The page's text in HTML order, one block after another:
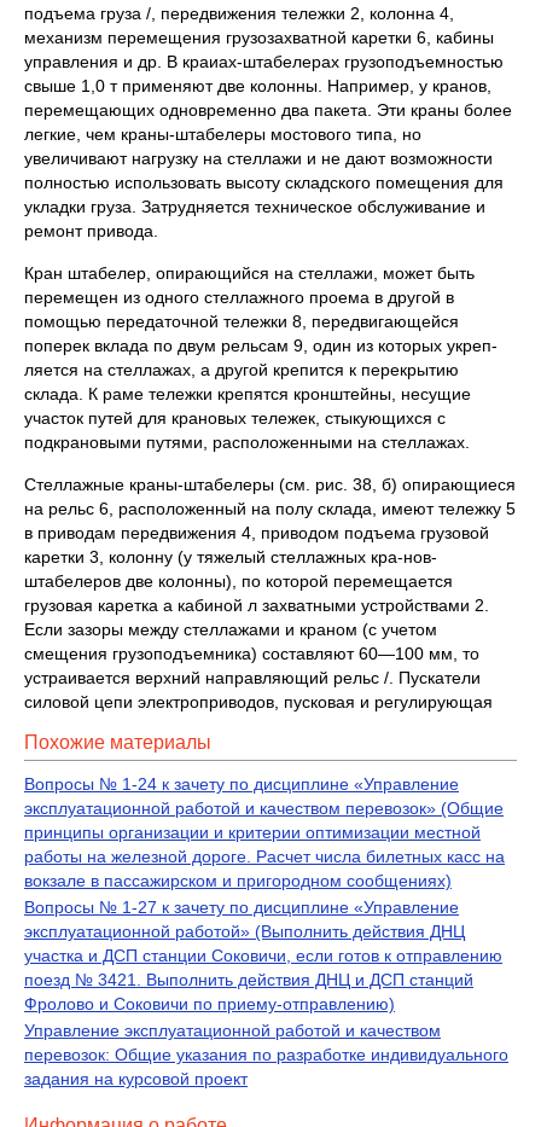
подъема груза /, передви­жения тележки 2, колонна 4,
механизм перемещения грузозахватной карет­ки 6, кабины
управления и др. В краиах-штабелерах грузоподъемностью
свыше 1,0 т применяют две колонны. Например, у кранов,
перемещающих одновременно два пакета. Эти краны более
легкие, чем краны-штабелеры мостового типа, но
увеличивают нагрузку на стеллажи и не дают возмож­ности
полностью использовать высоту складского помещения для
укладки груза. Затрудняется техническое обслуживание и
ремонт привода.
Кран штабелер, опирающийся на стеллажи, может быть
перемещен из одного стеллажного проема в другой в
помощью передаточной тележки 8, передвигающейся
поперек вклада по двум рельсам 9, один из которых укреп­
ляется на стеллажах, а другой крепится к перекрытию
склада. К раме тележ­ки крепятся кронштейны, несущие
участок путей для крановых тележек, сты­кующихся с
подкрановыми путями, расположенными на стеллажах.
Стеллажные краны-штабелеры (см. рис. 38, б) опирающиеся
на рельс 6, расположенный на полу склада, имеют тележку 5
в приводам передвижения 4, приводом подъема грузовой
каретки 3, колонну (у тяжелый стеллажных кра-нов-
штабелеров две колонны), по которой перемещается
грузовая каретка а кабиной л захватными устройствами 2.
Если зазоры между стеллажами и кра­ном (с учетом
смещения грузоподъемника) составляют 60—100 мм, то
устраи­вается верхний направляющий рельс /. Пускатели
силовой цепи электро­приводов, пусковая и регулирующая
Похожие материалы
Вопросы № 1-24 к зачету по дисциплине «Управление
эксплуатационной работой и качеством перевозок» (Общие
принципы организации и критерии оптимизации местной
работы на железной дороге. Расчет числа билетных касс на
вокзале в пассажирском и пригородном сообщениях)
Вопросы № 1-27 к зачету по дисциплине «Управление
эксплуатационной работой» (Выполнить действия ДНЦ
участка и ДСП станции Соковичи, если готов к отправлению
поезд № 3421. Выполнить действия ДНЦ и ДСП станций
Фролово и Соковичи по приему-отправлению)
Управление эксплуатационной работой и качеством
перевозок: Общие указания по разработке индивидуального
задания на курсовой проект